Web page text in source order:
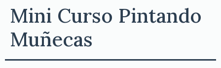
Mini Curso Pintando
Muñecas